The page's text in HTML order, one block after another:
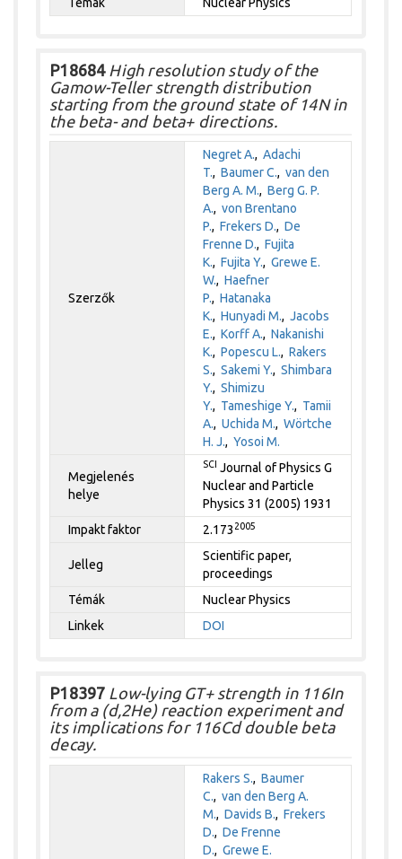
Témák Nuclear Physics
P18684High resolution study of the
Gamow-Teller strength distribution
starting from the ground state of 14N in
the beta- and beta+ directions.
Szerzők
Negret A.,Adachi
T.,Baumer C.,van den
Berg A. M.,Berg G. P.
A.,von Brentano
P.,Frekers D.,De
Frenne D.,Fujita
K.,Fujita Y.,Grewe E.
W.,Haefner
P.,Hatanaka
K.,Hunyadi M.,Jacobs
E.,Korff A.,Nakanishi
K.,Popescu L.,Rakers
S.,Sakemi Y.,Shimbara
Y.,Shimizu
Y., Tameshige Y., Tamii
A.,Uchida M.,Wörtche
H. J.,Yosoi M.
Megjelenés
helye
SCI Journal of Physics G
Nuclear and Particle
Physics 31 (2005) 1931
Impakt faktor
2.173 2005
Jelleg
Scientific paper,
proceedings
Témák
Nuclear Physics
Linkek
DOI
P18397 Low-lying GT+ strength in 116In
from a (d,2He) reaction experiment and
its implications for 116Cd double beta
decay.
Rakers S.,Baumer
C.,van den Berg A.
M.,Davids B.,Frekers
D.,De Frenne
D.,Grewe E.